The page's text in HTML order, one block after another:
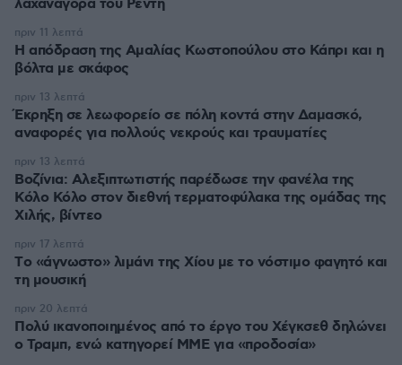
Η απόδραση της Αμαλίας Κωστοπούλου στο Κάπρι και η
βόλτα με σκάφος
πριν 11 λεπτά
Έκρηξη σε λεωφορείο σε πόλη κοντά στην Δαμασκό,
αναφορές για πολλούς νεκρούς και τραυματίες
πριν 13 λεπτά
Βοζίνια: Αλεξιπτωτιστής παρέδωσε την φανέλα της
Κόλο Κόλο στον διεθνή τερματοφύλακα της ομάδας της
Χιλής, βίντεο
πριν 13 λεπτά
Tο «άγνωστο» λιμάνι της Χίου με το νόστιμο φαγητό και
τη μουσική
πριν 17 λεπτά
Πολύ ικανοποιημένος από το έργο του Χέγκσεθ δηλώνει
ο Τραμπ, ενώ κατηγορεί ΜΜΕ για «προδοσία»
πριν 20 λεπτά